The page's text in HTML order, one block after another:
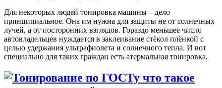
Для некоторых людей тонировка машины – дело
принципиальное. Она им нужна для защиты не от солнечных
лучей, а от посторонних взглядов. Гораздо меньшее число
автовладельцев нуждается в заклеивание стёкол плёнкой с
целью удержания ультрафиолета и солнечного тепла. И вот
специально для таких граждан есть атермальная тонировка.